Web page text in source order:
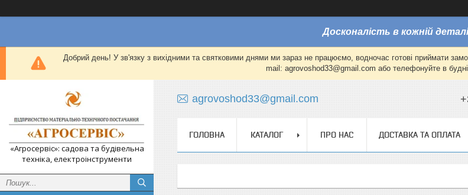
Досконалість в кожній
Добрий день! У зв'язку з вихідними та святковими днями ми зараз не працюємо, водночас готові приймати
mail: agrovoshod33@gmail.com або телефонуйте в
«Агросервіс»: садова та будівельна
техніка, електроінструменти
agrovoshod33@gmail.com
ГОЛОВНА КАТАЛОГ ПРО НАС ДОСТАВКА ТА ОПЛАТА